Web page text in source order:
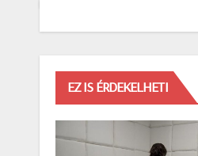
EZ IS ÉRDEKELHETI